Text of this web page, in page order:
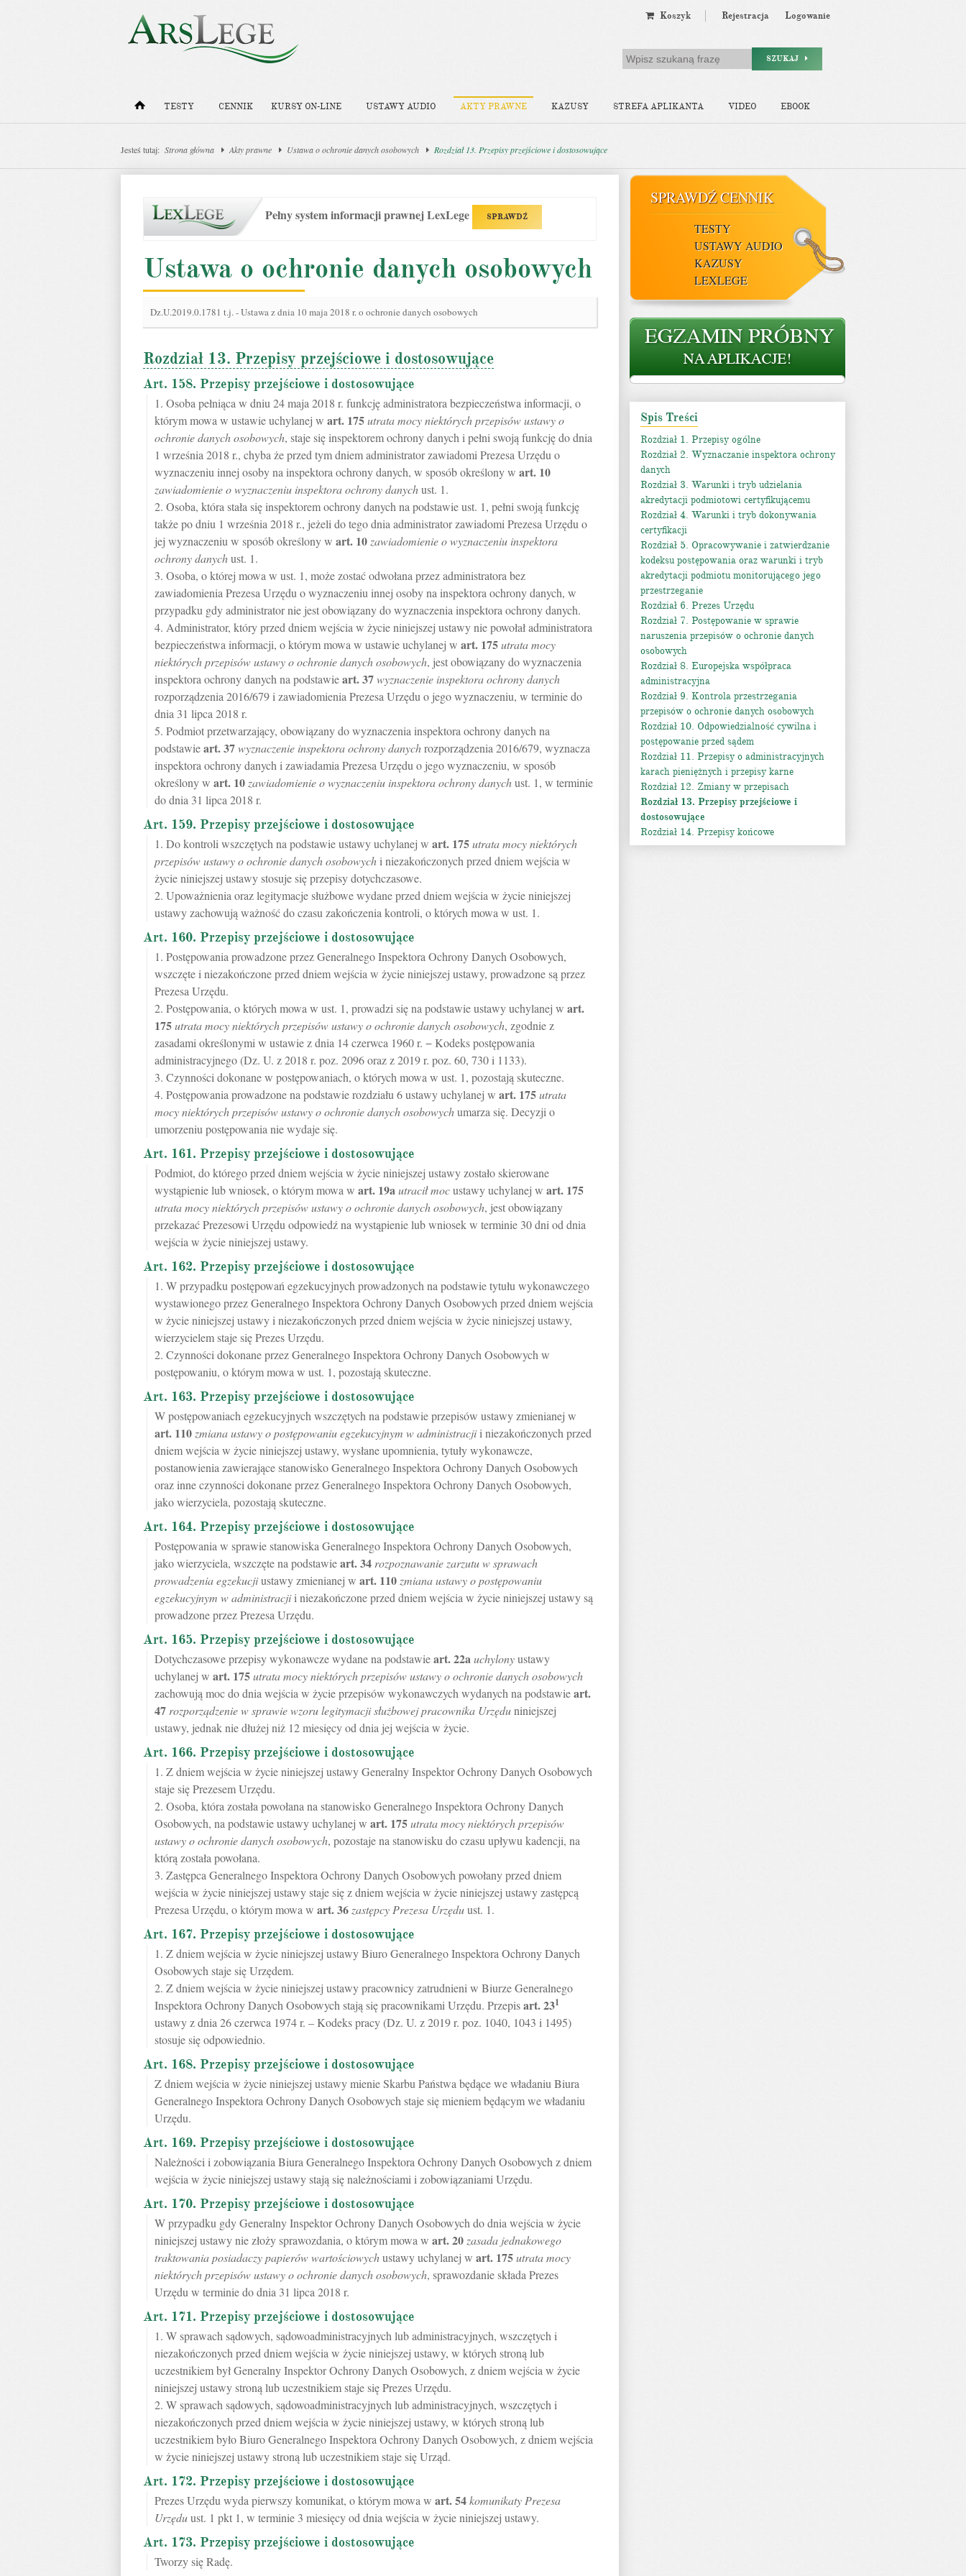
Koszyk Rejestracja Logowanie
SZUKAJ
TESTY CENNIK KURSY ON-LINE USTAWY AUDIO AKTY PRAWNE KAZUSY STREFA APLIKANTA VIDEO EBOOK
Jesteś tutaj: Strona główna Akty prawne Ustawa o ochronie danych osobowych Rozdział 13. Przepisy przejściowe i dostosowujące
Pełny system informacji prawnej LexLege SPRAWDŹ
Ustawa o ochronie danych osobowych
Dz.U.2019.0.1781 t.j.-Ustawa z dnia 10 maja 2018 r. o ochronie danych osobowych
Rozdział 13. Przepisy przejściowe i dostosowujące
Art. 158. Przepisy przejściowe i dostosowujące
1. Osoba pełniąca w dniu 24 maja 2018 r. funkcję administratora bezpieczeństwa informacji, o
którym mowa w ustawie uchylanej w art. 175utrata mocy niektórych przepisów ustawy o
ochronie danych osobowych, staje się inspektorem ochrony danych i pełni swoją funkcję do dnia
1 września 2018 r., chyba że przed tym dniem administrator zawiadomi Prezesa Urzędu o
wyznaczeniu innej osoby na inspektora ochrony danych, w sposób określony w art. 10
zawiadomienie o wyznaczeniu inspektora ochrony danychust. 1.
2. Osoba, która stała się inspektorem ochrony danych na podstawie ust. 1, pełni swoją funkcję
także po dniu 1 września 2018 r., jeżeli do tego dnia administrator zawiadomi Prezesa Urzędu o
jej wyznaczeniu w sposób określony w art. 10 zawiadomienie o wyznaczeniu inspektora
ochrony danychust. 1.
3. Osoba, o której mowa w ust. 1, może zostać odwołana przez administratora bez
zawiadomienia Prezesa Urzędu o wyznaczeniu innej osoby na inspektora ochrony danych, w
przypadku gdy administrator nie jest obowiązany do wyznaczenia inspektora ochrony danych.
4. Administrator, który przed dniem wejścia w życie niniejszej ustawy nie powołał administratora
bezpieczeństwa informacji, o którym mowa w ustawie uchylanej w art. 175utrata mocy
niektórych przepisów ustawy o ochronie danych osobowych, jest obowiązany do wyznaczenia
inspektora ochrony danych na podstawieart.37wyznaczenie inspektora ochrony danych
rozporządzenia 2016/679 i zawiadomienia Prezesa Urzędu o jego wyznaczeniu, w terminie do
dnia 31 lipca 2018 r.
5. Podmiot przetwarzający, obowiązany do wyznaczenia inspektora ochrony danych na
podstawieart.37wyznaczenie inspektora ochrony danychrozporządzenia 2016/679, wyznacza
inspektora ochrony danych i zawiadamia Prezesa Urzędu o jego wyznaczeniu, w sposób
określony w art. 10 zawiadomienie o wyznaczeniu inspektora ochrony danychust. 1, w terminie
do dnia 31 lipca 2018 r.
Art. 159. Przepisy przejściowe i dostosowujące
1. Do kontroli wszczętych na podstawie ustawy uchylanej w art. 175utrata mocy niektórych
przepisów ustawy o ochronie danych osobowych i niezakończonych przed dniem wejścia w
życie niniejszej ustawy stosuje się przepisy dotychczasowe.
2. Upoważnienia oraz legitymacje służbowe wydane przed dniem wejścia w życie niniejszej
ustawy zachowują ważność do czasu zakończenia kontroli, o których mowa w ust. 1.
Art. 160. Przepisy przejściowe i dostosowujące
1. Postępowania prowadzone przez Generalnego Inspektora Ochrony Danych Osobowych,
wszczęte i niezakończone przed dniem wejścia w życie niniejszej ustawy, prowadzone są przez
Prezesa Urzędu.
2. Postępowania, o których mowa w ust. 1, prowadzi się na podstawie ustawy uchylanej w art.
175utrata mocy niektórych przepisów ustawy o ochronie danych osobowych, zgodnie z
zasadami określonymi w ustawie z dnia 14 czerwca 1960 r. − Kodeks postępowania
administracyjnego (Dz. U. z 2018 r. poz. 2096 oraz z 2019 r. poz. 60, 730 i 1133).
3. Czynności dokonane w postępowaniach, o których mowa w ust. 1, pozostają skuteczne.
4. Postępowania prowadzone na podstawie rozdziału 6 ustawy uchylanej w art. 175utrata
mocy niektórych przepisów ustawy o ochronie danych osobowychumarza się. Decyzji o
umorzeniu postępowania nie wydaje się.
Art. 161. Przepisy przejściowe i dostosowujące
Podmiot, do którego przed dniem wejścia w życie niniejszej ustawy zostało skierowane
wystąpienie lub wniosek, o którym mowa w art. 19autracił mocustawy uchylanej w art. 175
utrata mocy niektórych przepisów ustawy o ochronie danych osobowych, jest obowiązany
przekazać Prezesowi Urzędu odpowiedź na wystąpienie lub wniosek w terminie 30 dni od dnia
wejścia w życie niniejszej ustawy.
Art. 162. Przepisy przejściowe i dostosowujące
1. W przypadku postępowań egzekucyjnych prowadzonych na podstawie tytułu wykonawczego
wystawionego przez Generalnego Inspektora Ochrony Danych Osobowych przed dniem wejścia
w życie niniejszej ustawy i niezakończonych przed dniem wejścia w życie niniejszej ustawy,
wierzycielem staje się Prezes Urzędu.
2. Czynności dokonane przez Generalnego Inspektora Ochrony Danych Osobowych w
postępowaniu, o którym mowa w ust. 1, pozostają skuteczne.
Art. 163. Przepisy przejściowe i dostosowujące
W postępowaniach egzekucyjnych wszczętych na podstawie przepisów ustawy zmienianej w
art. 110 zmiana ustawy o postępowaniu egzekucyjnym w administracjii niezakończonych przed
dniem wejścia w życie niniejszej ustawy, wysłane upomnienia, tytuły wykonawcze,
postanowienia zawierające stanowisko Generalnego Inspektora Ochrony Danych Osobowych
oraz inne czynności dokonane przez Generalnego Inspektora Ochrony Danych Osobowych,
jako wierzyciela, pozostają skuteczne.
Art. 164. Przepisy przejściowe i dostosowujące
Postępowania w sprawie stanowiska Generalnego Inspektora Ochrony Danych Osobowych,
jako wierzyciela, wszczęte na podstawieart.34 rozpoznawanie zarzutu w sprawach
prowadzenia egzekucjiustawy zmienianej w art. 110 zmiana ustawy o postępowaniu
egzekucyjnym w administracjii niezakończone przed dniem wejścia w życie niniejszej ustawy są
prowadzone przez Prezesa Urzędu.
Art. 165. Przepisy przejściowe i dostosowujące
Dotychczasowe przepisy wykonawcze wydane na podstawieart.22auchylonyustawy
uchylanej w art. 175utrata mocy niektórych przepisów ustawy o ochronie danych osobowych
zachowują moc do dnia wejścia w życie przepisów wykonawczych wydanych na podstawieart.
47 rozporządzenie w sprawie wzoru legitymacji służbowej pracownika Urzęduniniejszej
ustawy, jednak nie dłużej niż 12 miesięcy od dnia jej wejścia w życie.
Art. 166. Przepisy przejściowe i dostosowujące
1. Z dniem wejścia w życie niniejszej ustawy Generalny Inspektor Ochrony Danych Osobowych
staje się Prezesem Urzędu.
2. Osoba, która została powołana na stanowisko Generalnego Inspektora Ochrony Danych
Osobowych, na podstawie ustawy uchylanej w art. 175utrata mocy niektórych przepisów
ustawy o ochronie danych osobowych, pozostaje na stanowisku do czasu upływu kadencji, na
którą została powołana.
3. Zastępca Generalnego Inspektora Ochrony Danych Osobowych powołany przed dniem
wejścia w życie niniejszej ustawy staje się z dniem wejścia w życie niniejszej ustawy zastępcą
Prezesa Urzędu, o którym mowa w art.36 zastępcy Prezesa Urzęduust. 1.
Art. 167. Przepisy przejściowe i dostosowujące
1. Z dniem wejścia w życie niniejszej ustawy Biuro Generalnego Inspektora Ochrony Danych
Osobowych staje się Urzędem.
2. Z dniem wejścia w życie niniejszej ustawy pracownicy zatrudnieni w Biurze Generalnego
Inspektora Ochrony Danych Osobowych stają się pracownikami Urzędu. Przepisart.231
ustawy z dnia 26 czerwca 1974 r. – Kodeks pracy (Dz. U. z 2019 r. poz. 1040, 1043 i 1495)
stosuje się odpowiednio.
Art. 168. Przepisy przejściowe i dostosowujące
Z dniem wejścia w życie niniejszej ustawy mienie Skarbu Państwa będące we władaniu Biura
Generalnego Inspektora Ochrony Danych Osobowych staje się mieniem będącym we władaniu
Urzędu.
Art. 169. Przepisy przejściowe i dostosowujące
Należności i zobowiązania Biura Generalnego Inspektora Ochrony Danych Osobowych z dniem
wejścia w życie niniejszej ustawy stają się należnościami i zobowiązaniami Urzędu.
Art. 170. Przepisy przejściowe i dostosowujące
W przypadku gdy Generalny Inspektor Ochrony Danych Osobowych do dnia wejścia w życie
niniejszej ustawy nie złoży sprawozdania, o którym mowa w art.20 zasada jednakowego
traktowania posiadaczy papierów wartościowychustawy uchylanej w art. 175utrata mocy
niektórych przepisów ustawy o ochronie danych osobowych, sprawozdanie składa Prezes
Urzędu w terminie do dnia 31 lipca 2018 r.
Art. 171. Przepisy przejściowe i dostosowujące
1. W sprawach sądowych, sądowoadministracyjnych lub administracyjnych, wszczętych i
niezakończonych przed dniem wejścia w życie niniejszej ustawy, w których stroną lub
uczestnikiem był Generalny Inspektor Ochrony Danych Osobowych, z dniem wejścia w życie
niniejszej ustawy stroną lub uczestnikiem staje się Prezes Urzędu.
2. W sprawach sądowych, sądowoadministracyjnych lub administracyjnych, wszczętych i
niezakończonych przed dniem wejścia w życie niniejszej ustawy, w których stroną lub
uczestnikiem było Biuro Generalnego Inspektora Ochrony Danych Osobowych, z dniem wejścia
w życie niniejszej ustawy stroną lub uczestnikiem staje się Urząd.
Art. 172. Przepisy przejściowe i dostosowujące
Prezes Urzędu wyda pierwszy komunikat, o którym mowa w art.54komunikaty Prezesa
Urzęduust. 1 pkt 1, w terminie 3 miesięcy od dnia wejścia w życie niniejszej ustawy.
Art. 173. Przepisy przejściowe i dostosowujące
Tworzy się Radę.
SPRAWDŹ CENNIK
TESTY
USTAWY AUDIO
KAZUSY
LEXLEGE
Spis Treści
Rozdział 1. Przepisy ogólne
Rozdział 2. Wyznaczanie inspektora ochrony
danych
Rozdział 3. Warunki i tryb udzielania
akredytacji podmiotowi certyfikującemu
Rozdział 4. Warunki i tryb dokonywania
certyfikacji
Rozdział 5. Opracowywanie i zatwierdzanie
kodeksu postępowania oraz warunki i tryb
akredytacji podmiotu monitorującego jego
przestrzeganie
Rozdział 6. Prezes Urzędu
Rozdział 7. Postępowanie w sprawie
naruszenia przepisów o ochronie danych
osobowych
Rozdział 8. Europejska współpraca
administracyjna
Rozdział 9. Kontrola przestrzegania
przepisów o ochronie danych osobowych
Rozdział 10. Odpowiedzialność cywilna i
postępowanie przed sądem
Rozdział 11. Przepisy o administracyjnych
karach pieniężnych i przepisy karne
Rozdział 12. Zmiany w przepisach
Rozdział 13. Przepisy przejściowe i
dostosowujące
Rozdział 14. Przepisy końcowe